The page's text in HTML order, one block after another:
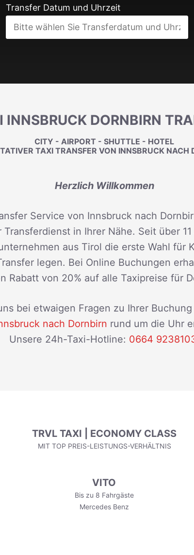
Transfer Datum und Uhrzeit
INNSBRUCK DORNBIRN
CITY - AIRPORT - SHUTTLE - HOTEL
TAXI TRANSFER VON INNSBRUCK NACH
Herzlich Willkommen
Service von Innsbruck nach
Transferdienst in Ihrer Nähe. Seit über
aus Tirol die erste Wahl für
legen. Bei Online Buchungen
Rabatt von 20% auf alle Taxipreise für
bei etwaigen Fragen zu Ihrer
nach Dornbirn rund um die Uhr
Unsere 24h-Taxi-Hotline: 0664
TRVL TAXI | ECONOMY CLASS
MIT TOP PREIS-LEISTUNGS-VERHÄLTNIS
VITO
Bis zu 8 Fahrgäste
Mercedes Benz